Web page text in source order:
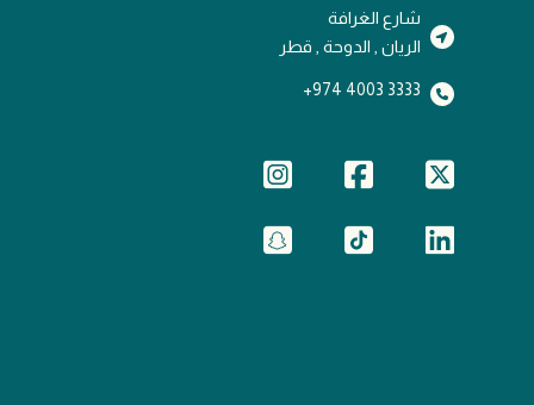
شارع الغرافة
الريان , الدوحة , قطر
3333 4003 974+